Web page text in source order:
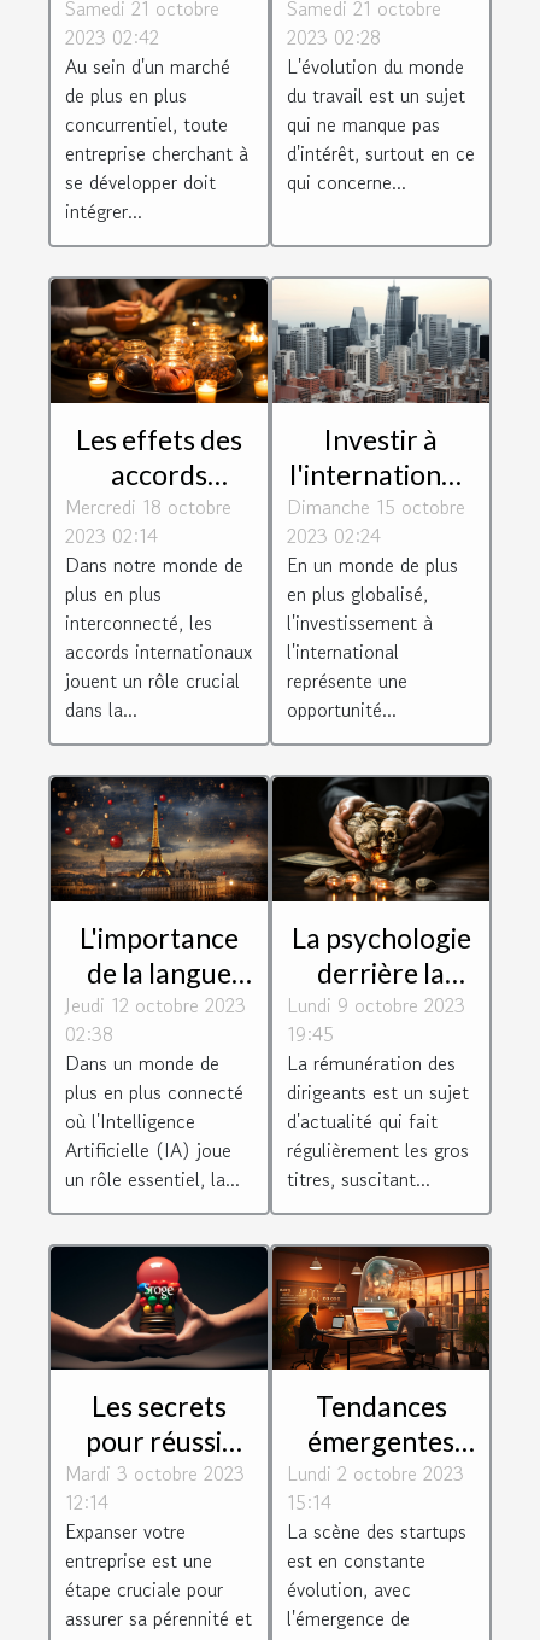
Business peut
aider les
entreprises à
se développer
Samedi 21 octobre
2023 02:42
Au sein d'un marché
de plus en plus
concurrentiel, toute
entreprise cherchant à
se développer doit
intégrer...
travail : le cas
de Toulouse
Blagnac
Samedi 21 octobre
2023 02:28
L'évolution du monde
du travail est un sujet
qui ne manque pas
d'intérêt, surtout en ce
qui concerne...
Les effets des
accords
internationaux
sur les
avantages de la
société
Mercredi 18 octobre
2023 02:14
Dans notre monde de
plus en plus
interconnecté, les
accords internationaux
jouent un rôle crucial
dans la...
Investir à
l'international :
défis et
opportunités
pour les
entreprises
françaises
Dimanche 15 octobre
2023 02:24
En un monde de plus
en plus globalisé,
l'investissement à
l'international
représente une
opportunité...
L'importance
de la langue
française dans
le monde de
l'IA
Jeudi 12 octobre 2023
02:38
Dans un monde de
plus en plus connecté
où l'Intelligence
Artificielle (IA) joue
un rôle essentiel, la...
La psychologie
derrière la
rémunération
des dirigeants :
motivation ou
récompense ?
Lundi 9 octobre 2023
19:45
La rémunération des
dirigeants est un sujet
d'actualité qui fait
régulièrement les gros
titres, suscitant...
Les secrets
pour réussir
l'expansion de
entreprise
Mardi 3 octobre 2023
12:14
Expanser votre
entreprise est une
étape cruciale pour
assurer sa pérennité et
Tendances
émergentes
dans
l'écosystème
des startups
Lundi 2 octobre 2023
15:14
La scène des startups
est en constante
évolution, avec
l'émergence de